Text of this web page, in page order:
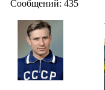
Сообщений: 435